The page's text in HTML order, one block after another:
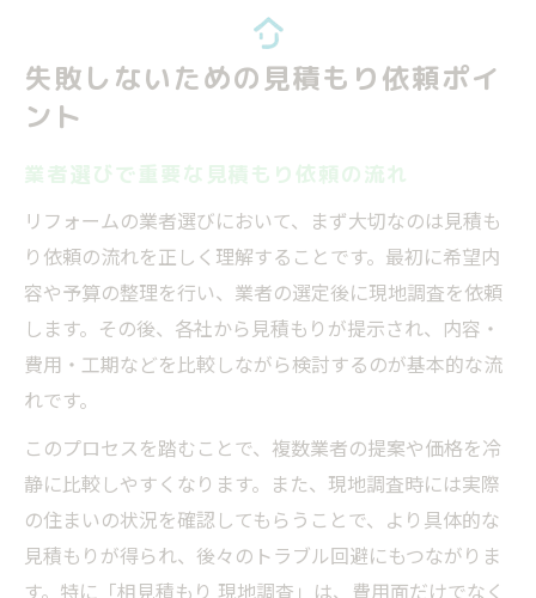
失敗しないための見積もり依頼ポイ
ント
業者選びで重要な見積もり依頼の流れ
リフォームの業者選びにおいて、まず大切なのは見積も
り依頼の流れを正しく理解することです。最初に希望内
容や予算の整理を行い、業者の選定後に現地調査を依頼
します。その後、各社から見積もりが提示され、内容・
費用・工期などを比較しながら検討するのが基本的な流
れです。
このプロセスを踏むことで、複数業者の提案や価格を冷
静に比較しやすくなります。また、現地調査時には実際
の住まいの状況を確認してもらうことで、より具体的な
見積もりが得られ、後々のトラブル回避にもつながりま
す。特に「相見積もり 現地調査」は、費用面だけでなく